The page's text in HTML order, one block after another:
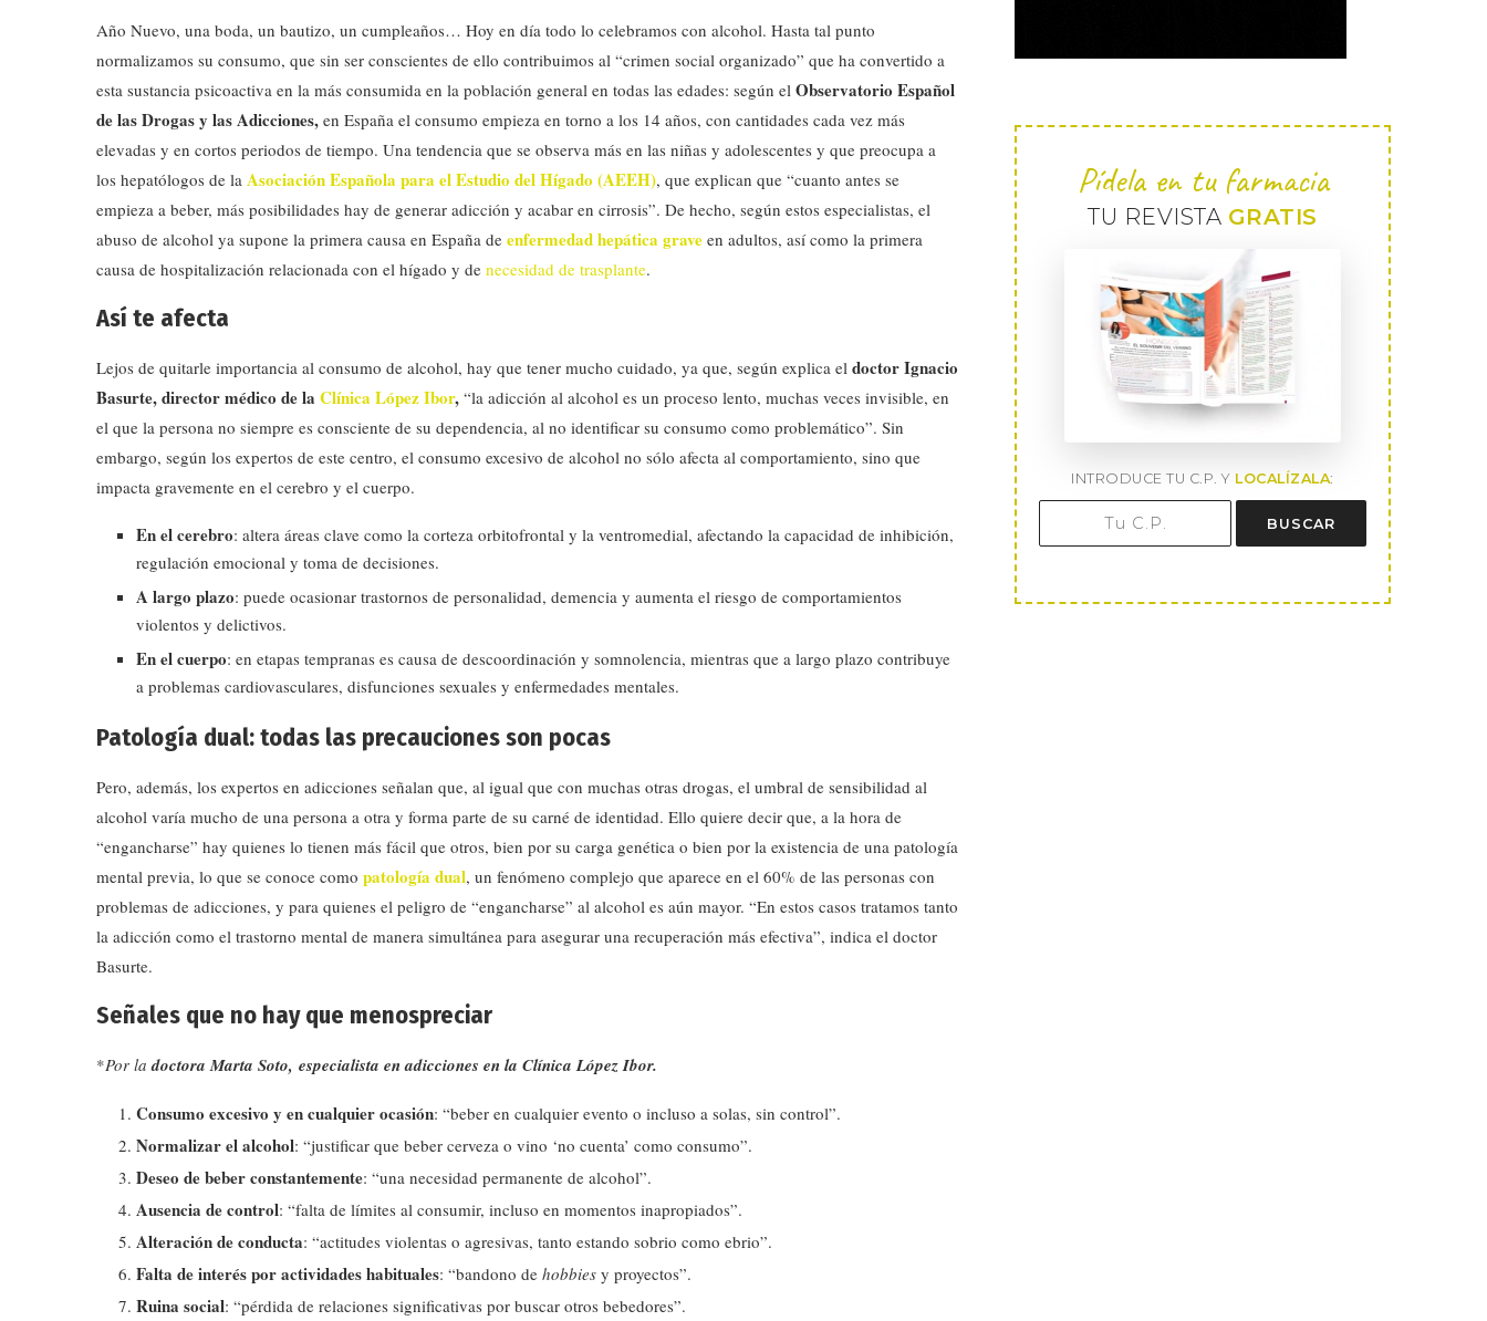
Año Nuevo, una boda, un bautizo, un cumpleaños… Hoy en día todo lo celebramos con alcohol. Hasta tal punto
normalizamos su consumo, que sin ser conscientes de ello contribuimos al “crimen social organizado” que ha convertido a
esta sustancia psicoactiva en la más consumida en la población general en todas las edades: según el Observatorio Español
de las Drogas y las Adicciones, en España el consumo empieza en torno a los 14 años, con cantidades cada vez más
elevadas y en cortos periodos de tiempo. Una tendencia que se observa más en las niñas y adolescentes y que preocupa a
los hepatólogos de la Asociación Española para el Estudio del Hígado (AEEH), que explican que “cuanto antes se
empieza a beber, más posibilidades hay de generar adicción y acabar en cirrosis”. De hecho, según estos especialistas, el
abuso de alcohol ya supone la primera causa en España de enfermedad hepática grave en adultos, así como la primera
causa de hospitalización relacionada con el hígado y de necesidad de trasplante.
Así te afecta
Lejos de quitarle importancia al consumo de alcohol, hay que tener mucho cuidado, ya que, según explica el doctor Ignacio
Basurte, director médico de la Clínica López Ibor, “la adicción al alcohol es un proceso lento, muchas veces invisible, en
el que la persona no siempre es consciente de su dependencia, al no identificar su consumo como problemático”. Sin
embargo, según los expertos de este centro, el consumo excesivo de alcohol no sólo afecta al comportamiento, sino que
impacta gravemente en el cerebro y el cuerpo.
En el cerebro: altera áreas clave como la corteza orbitofrontal y la ventromedial, afectando la capacidad de inhibición,
regulación emocional y toma de decisiones.
A largo plazo: puede ocasionar trastornos de personalidad, demencia y aumenta el riesgo de comportamientos
violentos y delictivos.
En el cuerpo: en etapas tempranas es causa de descoordinación y somnolencia, mientras que a largo plazo contribuye
a problemas cardiovasculares, disfunciones sexuales y enfermedades mentales.
Patología dual: todas las precauciones son pocas
Pero, además, los expertos en adicciones señalan que, al igual que con muchas otras drogas, el umbral de sensibilidad al
alcohol varía mucho de una persona a otra y forma parte de su carné de identidad. Ello quiere decir que, a la hora de
“engancharse” hay quienes lo tienen más fácil que otros, bien por su carga genética o bien por la existencia de una patología
mental previa, lo que se conoce como patología dual, un fenómeno complejo que aparece en el 60% de las personas con
problemas de adicciones, y para quienes el peligro de “engancharse” al alcohol es aún mayor. “En estos casos tratamos tanto
la adicción como el trastorno mental de manera simultánea para asegurar una recuperación más efectiva”, indica el doctor
Basurte.
Señales que no hay que menospreciar
*Por ladoctora Marta Soto, especialista en adicciones en la Clínica López Ibor.
Consumo excesivo y en cualquier ocasión: “beber en cualquier evento o incluso a solas, sin control”.
Normalizar el alcohol: “justificar que beber cerveza o vino ‘no cuenta’ como consumo”.
Deseo de beber constantemente: “una necesidad permanente de alcohol”.
Ausencia de control: “falta de límites al consumir, incluso en momentos inapropiados”.
Alteración de conducta: “actitudes violentas o agresivas, tanto estando sobrio como ebrio”.
Falta de interés por actividades habituales: “bandono de hobbies y proyectos”.
Ruina social: “pérdida de relaciones significativas por buscar otros bebedores”.
Pídela en tu farmacia
TU REVISTA GRATIS
INTRODUCE TU C.P. Y LOCALÍZALA:
BUSCAR